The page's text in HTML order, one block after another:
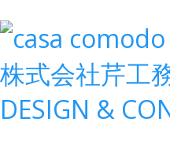
株式会社芹工
DESIGN & C